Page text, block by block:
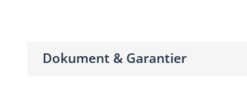
Dokument & Garantier